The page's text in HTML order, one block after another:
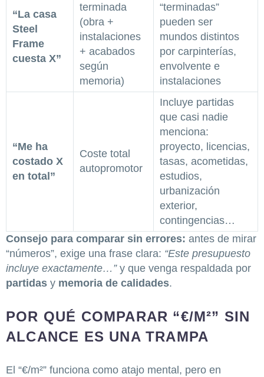
“La casa
Steel
Frame
cuesta X”
terminada
(obra +
instalaciones
+ acabados
según
memoria)
“terminadas”
pueden ser
mundos distintos
por carpinterías,
envolvente e
instalaciones
“Me ha
costado X
en total”
Coste total
autopromotor
Incluye partidas
que casi nadie
menciona:
proyecto, licencias,
tasas, acometidas,
estudios,
urbanización
exterior,
contingencias…
Consejo para comparar sin errores: antes de mirar
“números”, exige una frase clara: “Este presupuesto
incluye exactamente…” y que venga respaldada por
partidas y memoria de calidades.
POR QUÉ COMPARAR “€/M²” SIN
ALCANCE ES UNA TRAMPA
El “€/m²” funciona como atajo mental, pero en